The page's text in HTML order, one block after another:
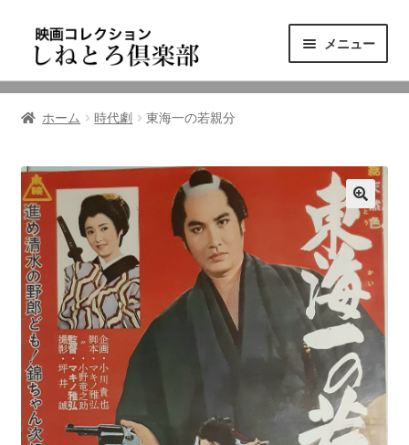
ゲ
シ
ン
へ
ス
キ
ッ
プ
テ
ツ
ス
キ
ッ
プ
メニュー
ニュース
東三河の映画館
しねとろ倶楽部について
リンクの旅
ホーム 時代劇 東海一の若親分